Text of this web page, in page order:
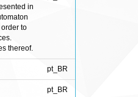
in
to
thereof.
pt_BR
pt_BR